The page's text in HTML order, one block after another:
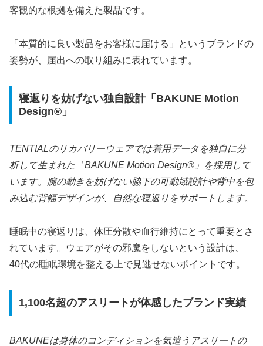
客観的な根拠を備えた製品です。
「本質的に良い製品をお客様に届ける」というブランドの
姿勢が、届出への取り組みに表れています。
寝返りを妨げない独自設計「BAKUNE Motion
Design®」
TENTIALのリカバリーウェアでは着用データを独自に分
析して生まれた「BAKUNE Motion Design®」を採用して
います。腕の動きを妨げない脇下の可動域設計や背中を包
み込む背幅デザインが、自然な寝返りをサポートします。
睡眠中の寝返りは、体圧分散や血行維持にとって重要とさ
れています。ウェアがその邪魔をしないという設計は、
40代の睡眠環境を整える上で見逃せないポイントです。
1,100名超のアスリートが体感したブランド実績
BAKUNEは身体のコンディションを気遣うアスリートの